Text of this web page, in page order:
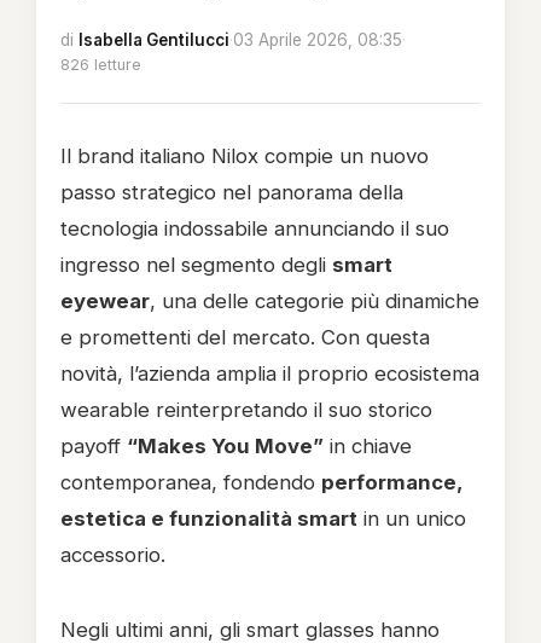
di Isabella Gentilucci·03 Aprile 2026, 08:35·
826 letture
Il brand italiano Nilox compie un nuovo
passo strategico nel panorama della
tecnologia indossabile annunciando il suo
ingresso nel segmento degli smart
eyewear, una delle categorie più dinamiche
e promettenti del mercato. Con questa
novità, l’azienda amplia il proprio ecosistema
wearable reinterpretando il suo storico
payoff “Makes You Move” in chiave
contemporanea, fondendo performance,
estetica e funzionalità smart in un unico
accessorio.
Negli ultimi anni, gli smart glasses hanno